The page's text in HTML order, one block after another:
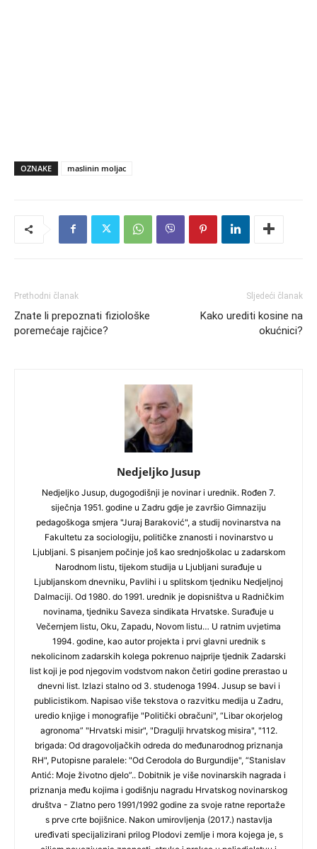
OZNAKE maslinin moljac
Prethodni članak
Znate li prepoznati fiziološke
poremećaje rajčice?
Sljedeći članak
Kako urediti kosine na
okućnici?
Nedjeljko Jusup
Nedjeljko Jusup, dugogodišnji je novinar i urednik. Rođen 7.
siječnja 1951. godine u Zadru gdje je završio Gimnaziju
pedagoškoga smjera "Juraj Baraković", a studij novinarstva na
Fakultetu za sociologiju, političke znanosti i novinarstvo u
Ljubljani. S pisanjem počinje još kao srednjoškolac u zadarskom
Narodnom listu, tijekom studija u Ljubljani surađuje u
Ljubljanskom dnevniku, Pavlihi i u splitskom tjedniku Nedjeljnoj
Dalmaciji. Od 1980. do 1991. urednik je dopisništva u Radničkim
novinama, tjedniku Saveza sindikata Hrvatske. Surađuje u
Večernjem listu, Oku, Zapadu, Novom listu… U ratnim uvjetima
1994. godine, kao autor projekta i prvi glavni urednik s
nekolicinom zadarskih kolega pokrenuo najprije tjednik Zadarski
list koji je pod njegovim vodstvom nakon četiri godine prerastao u
dnevni list. Izlazi stalno od 3. studenoga 1994. Jusup se bavi i
publicistikom. Napisao više tekstova o razvitku medija u Zadru,
uredio knjige i monografije "Politički obračuni", “Libar okorjelog
agronoma” "Hrvatski misir", "Dragulji hrvatskog misira", "112.
brigada: Od dragovoljačkih odreda do međunarodnog priznanja
RH", Putopisne paralele: "Od Cerodola do Burgundije", “Stanislav
Antić: Moje životno djelo”.. Dobitnik je više novinarskih nagrada i
priznanja među kojima i godišnju nagradu Hrvatskog novinarskog
društva - Zlatno pero 1991/1992 godine za svoje ratne reportaže
s prve crte bojišnice. Nakon umirovljenja (2017.) nastavlja
uređivati specijalizirani prilog Plodovi zemlje i mora kojega je, s